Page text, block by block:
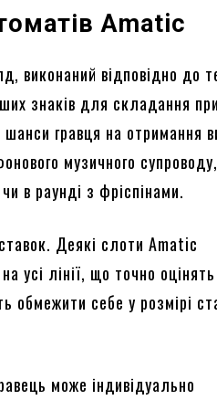
Amatic
виконаний відповідно до
знаків для складання
гравця на отримання
музичного
в раунді з фріспінами.
Деякі слоти Amatic
усі лінії, що точно оцінять
обмежити себе у розмірі
може індивідуально